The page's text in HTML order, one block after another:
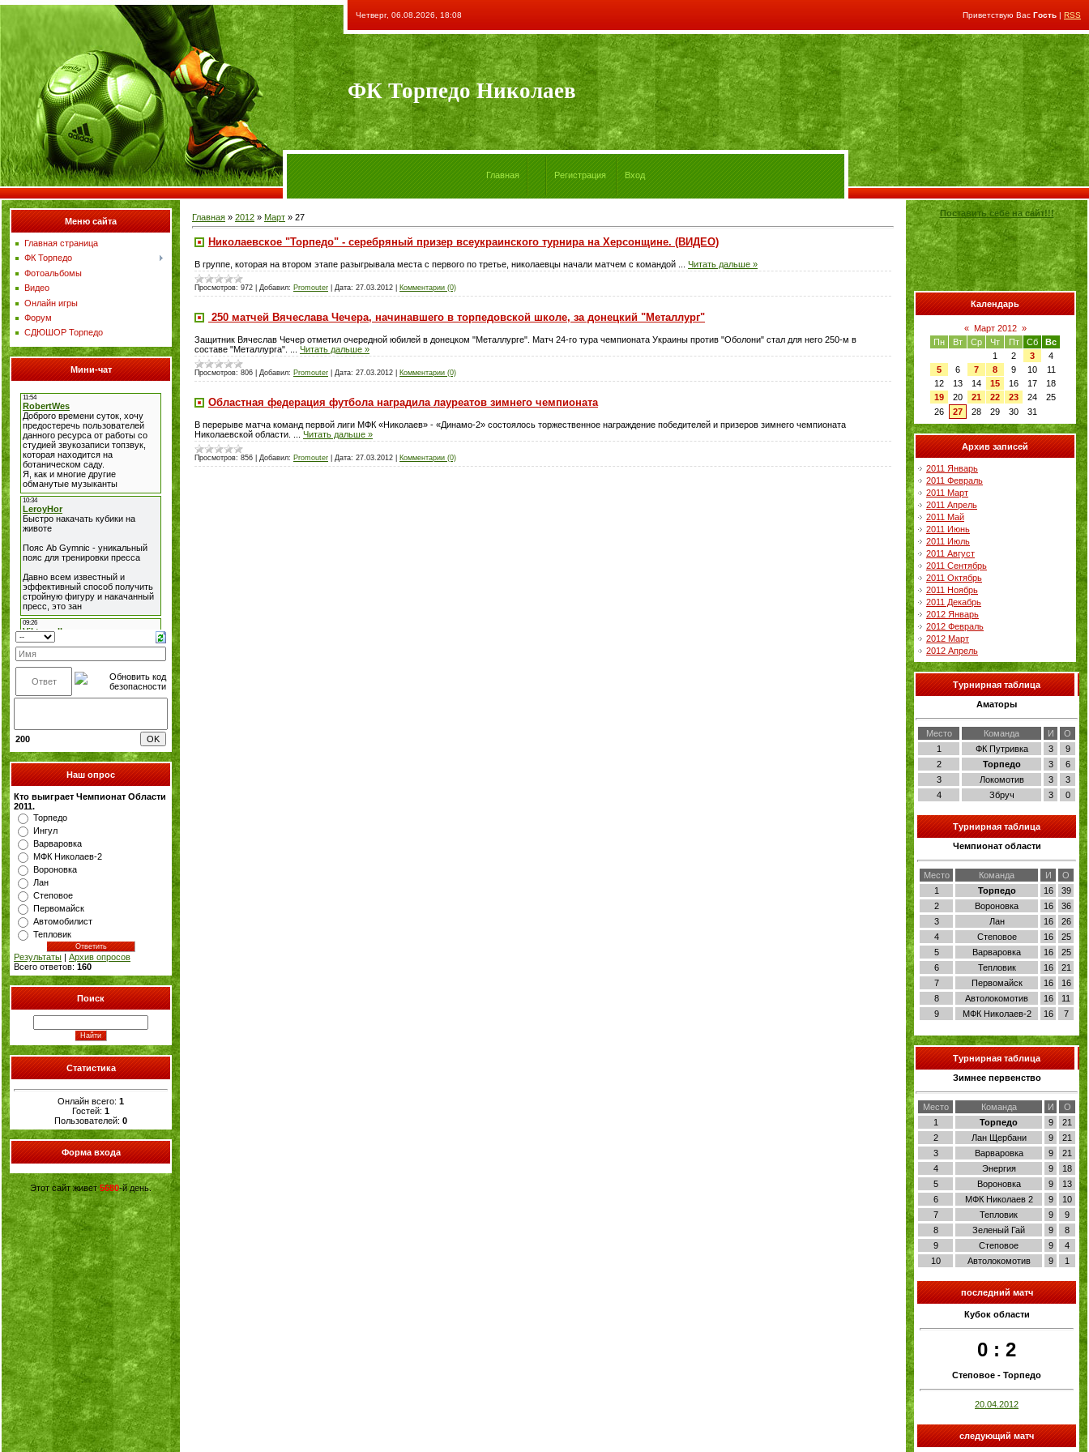
Четверг, 06.08.2026, 18:08 Приветствую Вас Гость | RSS
ФК Торпедо Николаев
Главная Регистрация Вход
Меню сайта
Главная страница
ФК Торпедо
Фотоальбомы
Видео
Онлайн игры
Форум
СДЮШОР Торпедо
Мини-чат
200
Наш опрос
Кто выиграет Чемпионат Области
2011.
Торпедо
Ингул
Варваровка
МФК Николаев-2
Вороновка
Лан
Степовое
Первомайск
Автомобилист
Тепловик
Результаты | Архив опросов
Всего ответов: 160
Поиск
Статистика
Онлайн всего: 1
Гостей: 1
Пользователей: 0
Форма входа
Этот сайт живет5680-й день.
Главная » 2012 » Март » 27
Николаевское "Торпедо" - серебряный призер всеукраинского турнира на Херсонщине. (ВИДЕО)
В группе, которая на втором этапе разыгрывала места с первого по третье, николаевцы начали матчем с командой Читать дальше »
Просмотров: 972 Добавил: Promouter Дата: 27.03.2012 Комментарии (0)
250 матчей Вячеслава Чечера, начинавшего в торпедовской школе, за донецкий "Металлург"
Защитник Вячеслав Чечер отметил очередной юбилей в донецком "Металлурге". Матч 24-го тура чемпионата Украины против "Оболони" стал для него 250-м в
составе "Металлурга".
Читать дальше »
Просмотров: 806 Добавил: Promouter Дата: 27.03.2012 Комментарии (0)
Областная федерация футбола наградила лауреатов зимнего чемпионата
В перерыве матча команд первой лиги МФК «Николаев» - «Динамо-2» состоялось торжественное награждение победителей и призеров зимнего чемпионата
Николаевской области.
Читать дальше »
Просмотров: 856 Добавил: Promouter Дата: 27.03.2012 Комментарии (0)
Поставить себе на сайт!!!
Календарь
« Март 2012 »
Пн
Вт Ср Чт Пт Сб
Вс
1
2 3
4
5
6 7 8 9 10
11
12
13 14 15 16 17
18
19
20 21 22 23 24
25
26
27 28 29 30 31
Архив записей
2011 Январь
2011 Февраль
2011 Март
2011 Апрель
2011 Май
2011 Июнь
2011 Июль
2011 Август
2011 Сентябрь
2011 Октябрь
2011 Ноябрь
2011 Декабрь
2012 Январь
2012 Февраль
2012 Март
2012 Апрель
Турнирная таблица
Аматоры
Место Команда И
О
1
ФК Путривка 3
9
2
Торпедо 3
6
3
Локомотив 3
3
4
Збруч 3 0
Турнирная таблица
Чемпионат области
Место Команда И
О
1
Торпедо 16
39
2
Вороновка 16
36
3
Лан 16
26
4
Степовое 16
25
5
Варваровка 16
25
6
Тепловик 16
21
7
Первомайск 16
16
8
Автолокомотив 16
11
9
МФК Николаев-2 16 7
Турнирная таблица
Зимнее первенство
Место Команда И
О
1
Торпедо 9
21
2
Лан Щербани 9
21
3
Варваровка 9
21
4
Энергия 9
18
5
Вороновка 9
13
6
МФК Николаев 2 9
10
7
Тепловик 9
9
8
Зеленый Гай 9
8
9
Степовое 9
4
10
Автолокомотив 9 1
последний матч
Кубок области
0 : 2
Степовое - Торпедо
20.04.2012
следующий матч